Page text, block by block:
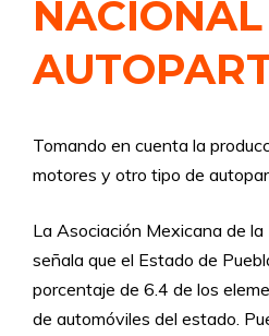
Tomando en cuenta la
motores y otro tipo de
La Asociación Mexicana de
señala que el Estado de
porcentaje de 6.4 de los
de automóviles del estado.